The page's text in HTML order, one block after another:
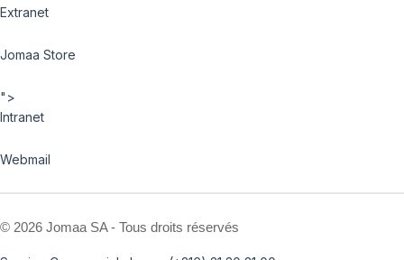
Extranet
Jomaa Store
">
Intranet
Webmail
© 2026 Jomaa SA - Tous droits réservés